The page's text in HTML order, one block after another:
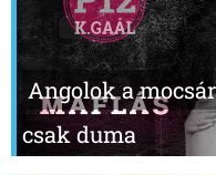
Angolok a
csak duma